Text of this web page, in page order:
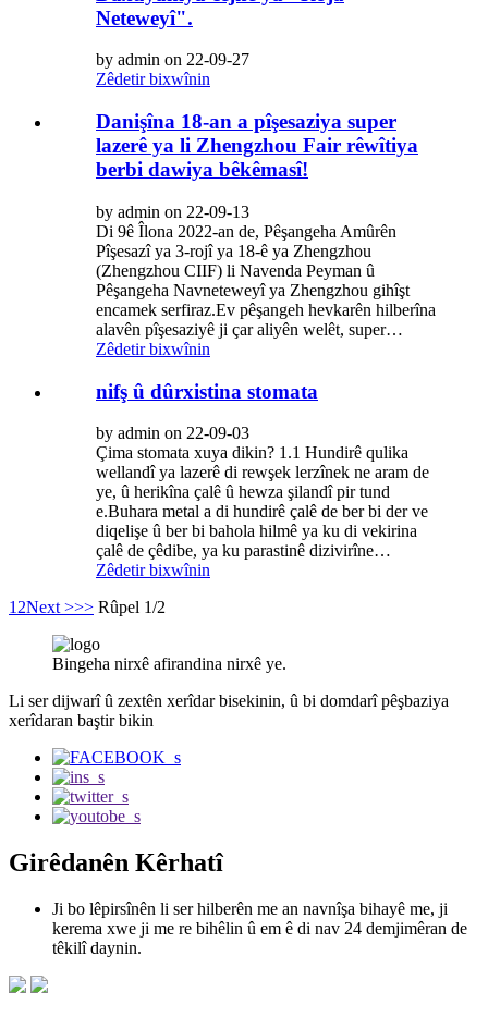
Neteweyî".
by admin on 22-09-27
Zêdetir bixwînin
Danişîna 18-an a pîşesaziya super
lazerê ya li Zhengzhou Fair rêwîtiya
berbi dawiya bêkêmasî!
by admin on 22-09-13
Di 9ê Îlona 2022-an de, Pêşangeha Amûrên
Pîşesazî ya 3-rojî ya 18-ê ya Zhengzhou
(Zhengzhou CIIF) li Navenda Peyman û
Pêşangeha Navneteweyî ya Zhengzhou gihîşt
encamek serfiraz.Ev pêşangeh hevkarên hilberîna
alavên pîşesaziyê ji çar aliyên welêt, super…
Zêdetir bixwînin
nifş û dûrxistina stomata
by admin on 22-09-03
Çima stomata xuya dikin? 1.1 Hundirê qulika
wellandî ya lazerê di rewşek lerzînek ne aram de
ye, û herikîna çalê û hewza şilandî pir tund
e.Buhara metal a di hundirê çalê de ber bi der ve
diqelişe û ber bi bahola hilmê ya ku di vekirina
çalê de çêdibe, ya ku parastinê dizivirîne…
Zêdetir bixwînin
1 2Next >>> Rûpel 1/2
Bingeha nirxê afirandina nirxê ye.
Li ser dijwarî û zextên xerîdar bisekinin, û bi domdarî pêşbaziya
xerîdaran baştir bikin
Girêdanên Kêrhatî
Ji bo lêpirsînên li ser hilberên me an navnîşa bihayê me, ji
kerema xwe ji me re bihêlin û em ê di nav 24 demjimêran de
têkilî daynin.